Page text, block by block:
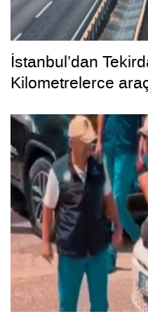
İstanbul’dan
Kilometrelerce